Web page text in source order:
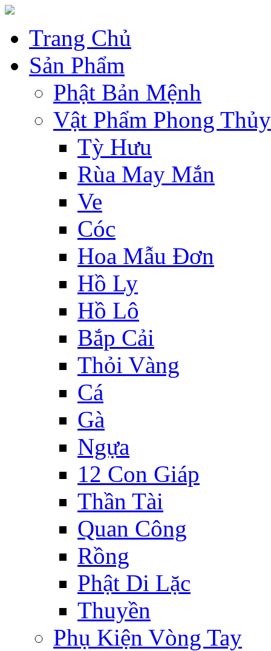
Trang Chủ
Sản Phẩm
Phật Bản Mệnh
Vật Phẩm Phong Thủy
Tỳ Hưu
Rùa May Mắn
Ve
Cóc
Hoa Mẫu Đơn
Hồ Ly
Hồ Lô
Bắp Cải
Thỏi Vàng
Cá
Gà
Ngựa
12 Con Giáp
Thần Tài
Quan Công
Rồng
Phật Di Lặc
Thuyền
Phụ Kiện Vòng Tay